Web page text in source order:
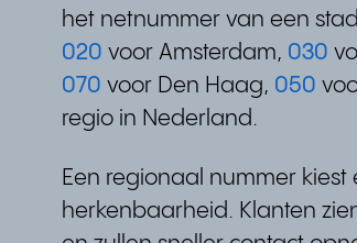
het netnummer van een
020 voor Amsterdam, 030
070 voor Den Haag, 050
regio in Nederland.
Een regionaal nummer
herkenbaarheid. Klanten